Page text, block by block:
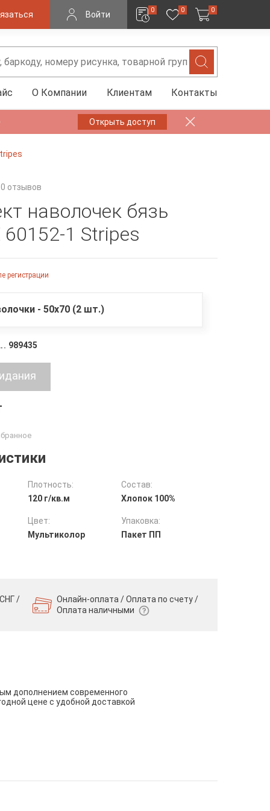
Войти 0 0 0
О Компании Клиентам Контакты
Открыть доступ
0 отзывов
наволочек бязь
60152-1 Stripes
регистрации
- 50х70 (2 шт.)
989435
Плотность:
120 г/кв.м
Состав:
Хлопок 100%
Цвет:
Мультиколор
Упаковка:
Пакет ПП
/
Онлайн-оплата / Оплата по счету /
Оплата наличными
дополнением современного
цене с удобной доставкой